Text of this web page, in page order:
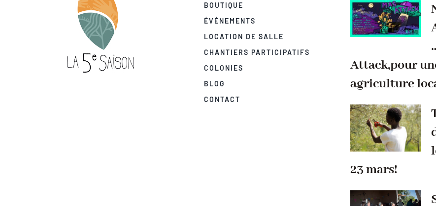
BOUTIQUE
ÉVÉNEMENTS
LOCATION DE SALLE
CHANTIERS PARTICIPATIFS
COLONIES
BLOG
CONTACT
Attack,pour
agriculture
23 mars!